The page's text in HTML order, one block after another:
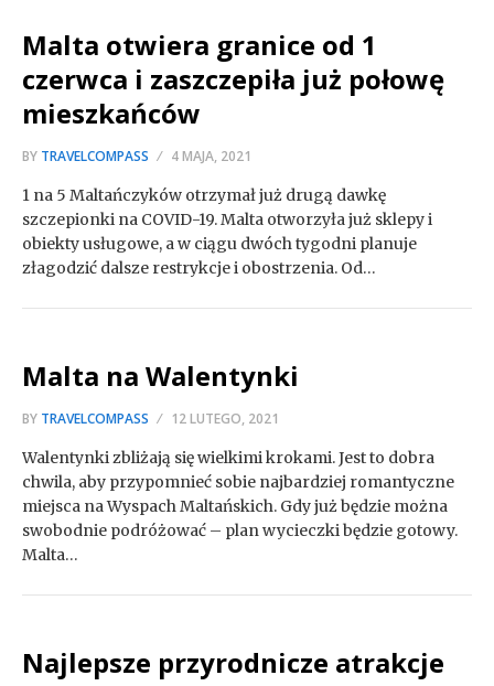
Malta otwiera granice od 1
czerwca i zaszczepiła już połowę
mieszkańców
BY TRAVELCOMPASS 4 MAJA, 2021
1 na 5 Maltańczyków otrzymał już drugą dawkę
szczepionki na COVID-19. Malta otworzyła już sklepy i
obiekty usługowe, a w ciągu dwóch tygodni planuje
złagodzić dalsze restrykcje i obostrzenia. Od…
Malta na Walentynki
BY TRAVELCOMPASS 12 LUTEGO, 2021
Walentynki zbliżają się wielkimi krokami. Jest to dobra
chwila, aby przypomnieć sobie najbardziej romantyczne
miejsca na Wyspach Maltańskich. Gdy już będzie można
swobodnie podróżować – plan wycieczki będzie gotowy.
Malta…
Najlepsze przyrodnicze atrakcje